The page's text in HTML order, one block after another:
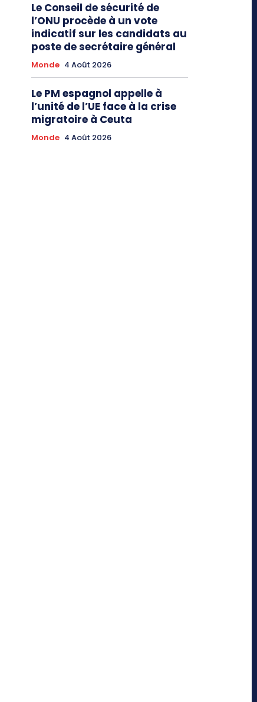
Le Conseil de sécurité de
l’ONU procède à un vote
indicatif sur les candidats au
poste de secrétaire général
Monde 4 Août 2026
Le PM espagnol appelle à
l’unité de l’UE face à la crise
migratoire à Ceuta
Monde 4 Août 2026